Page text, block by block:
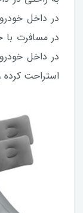
در داخل
در مسافرت
در داخل
استراحت کرده